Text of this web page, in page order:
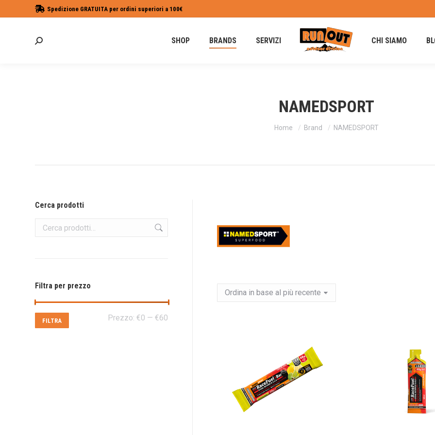
Spedizione GRATUITA per ordini superiori a 100€
SHOP BRANDS SERVIZI
Cerca: CHI SIAMO
NAMEDSPORT
Tu sei qui:
Home Brand NAMEDSPORT
Cerca prodotti
Filtra per prezzo
FILTRA Prezzo: €0 — €60